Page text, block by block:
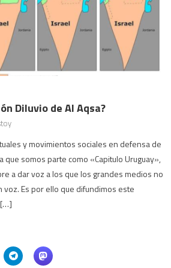
Diluvio de Al Aqsa?
y movimientos sociales en defensa de
que somos parte como «Capitulo Uruguay»,
a dar voz a los que los grandes medios no
voz. Es por ello que difundimos este
[…]
Haz
clic
Haz
clic